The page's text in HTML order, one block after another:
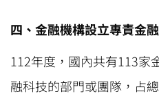
四、金融機構設立專責金
112年度，國內共有113家
融科技的部門或團隊，占